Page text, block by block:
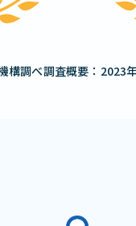
構調べ調査概要：2023